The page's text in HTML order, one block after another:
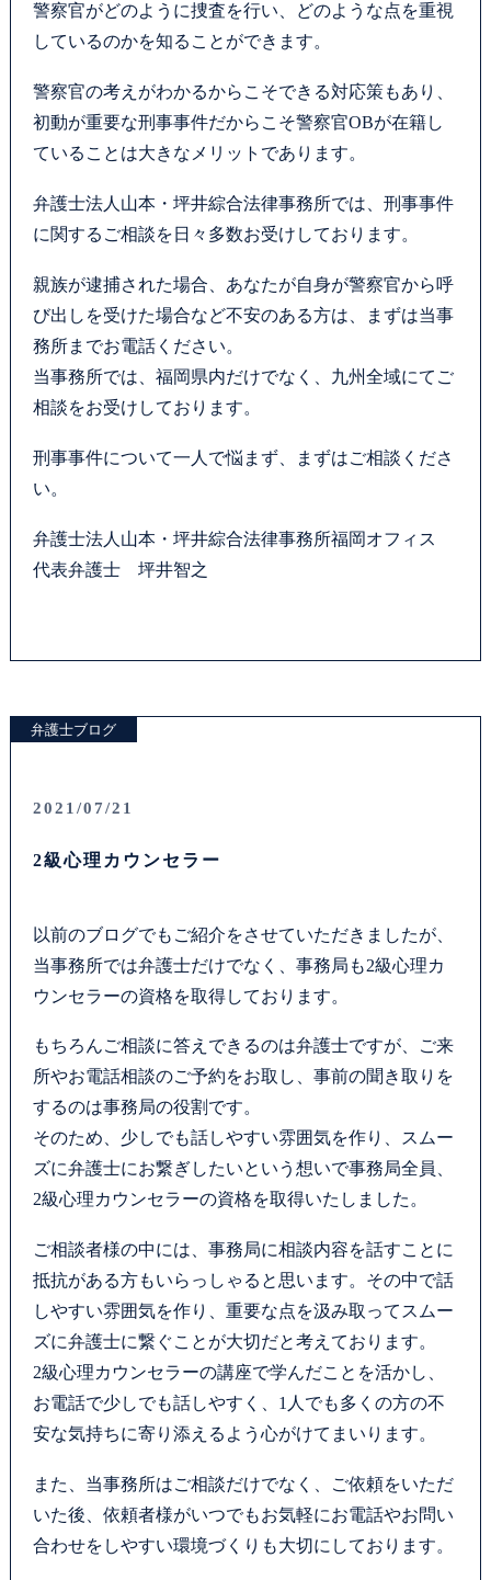
警察官がどのように捜査を行い、どのような点を重視
しているのかを知ることができます。
警察官の考えがわかるからこそできる対応策もあり、
初動が重要な刑事事件だからこそ警察官OBが在籍し
ていることは大きなメリットであります。
弁護士法人山本・坪井綜合法律事務所では、刑事事件
に関するご相談を日々多数お受けしております。
親族が逮捕された場合、あなたが自身が警察官から呼
び出しを受けた場合など不安のある方は、まずは当事
務所までお電話ください。
当事務所では、福岡県内だけでなく、九州全域にてご
相談をお受けしております。
刑事事件について一人で悩まず、まずはご相談くださ
い。
弁護士法人山本・坪井綜合法律事務所福岡オフィス
代表弁護士 坪井智之
弁護士ブログ
2021/07/21
2級心理カウンセラー
以前のブログでもご紹介をさせていただきましたが、
当事務所では弁護士だけでなく、事務局も2級心理カ
ウンセラーの資格を取得しております。
もちろんご相談に答えできるのは弁護士ですが、ご来
所やお電話相談のご予約をお取し、事前の聞き取りを
するのは事務局の役割です。
そのため、少しでも話しやすい雰囲気を作り、スムー
ズに弁護士にお繋ぎしたいという想いで事務局全員、
2級心理カウンセラーの資格を取得いたしました。
ご相談者様の中には、事務局に相談内容を話すことに
抵抗がある方もいらっしゃると思います。その中で話
しやすい雰囲気を作り、重要な点を汲み取ってスムー
ズに弁護士に繋ぐことが大切だと考えております。
2級心理カウンセラーの講座で学んだことを活かし、
お電話で少しでも話しやすく、1人でも多くの方の不
安な気持ちに寄り添えるよう心がけてまいります。
また、当事務所はご相談だけでなく、ご依頼をいただ
いた後、依頼者様がいつでもお気軽にお電話やお問い
合わせをしやすい環境づくりも大切にしております。